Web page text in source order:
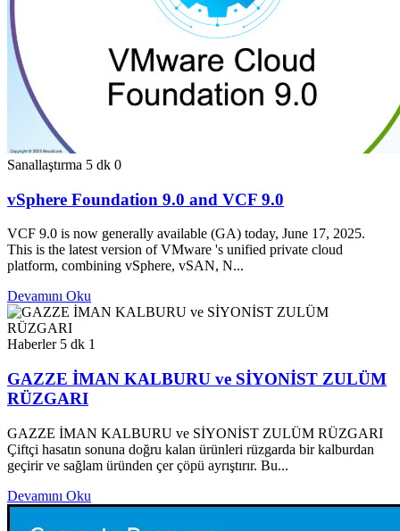
Sanallaştırma 5 dk 0
vSphere Foundation 9.0 and VCF 9.0
VCF 9.0 is now generally available (GA) today, June 17, 2025.
This is the latest version of VMware 's unified private cloud
platform, combining vSphere, vSAN, N...
Devamını Oku
Haberler 5 dk 1
GAZZE İMAN KALBURU ve SİYONİST ZULÜM
RÜZGARI
GAZZE İMAN KALBURU ve SİYONİST ZULÜM RÜZGARI
Çiftçi hasatın sonuna doğru kalan ürünleri rüzgarda bir kalburdan
geçirir ve sağlam üründen çer çöpü ayrıştırır. Bu...
Devamını Oku